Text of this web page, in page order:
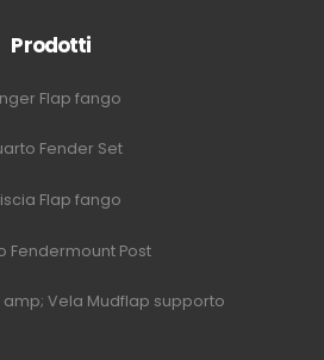
Prodotti
Flap fango
Fender Set
Flap fango
Fendermount Post
amp; Vela Mudflap supporto